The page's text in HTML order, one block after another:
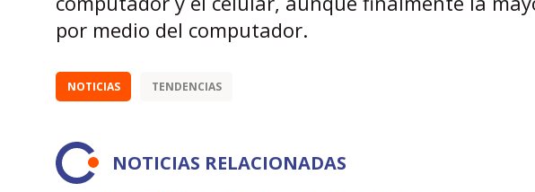
por medio del computador.
NOTICIAS TENDENCIAS
NOTICIAS RELACIONADAS